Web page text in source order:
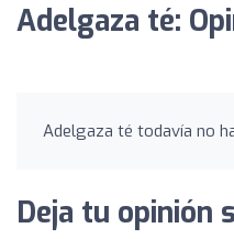
Adelgaza té:
Adelgaza té todavía no
Deja tu opinión